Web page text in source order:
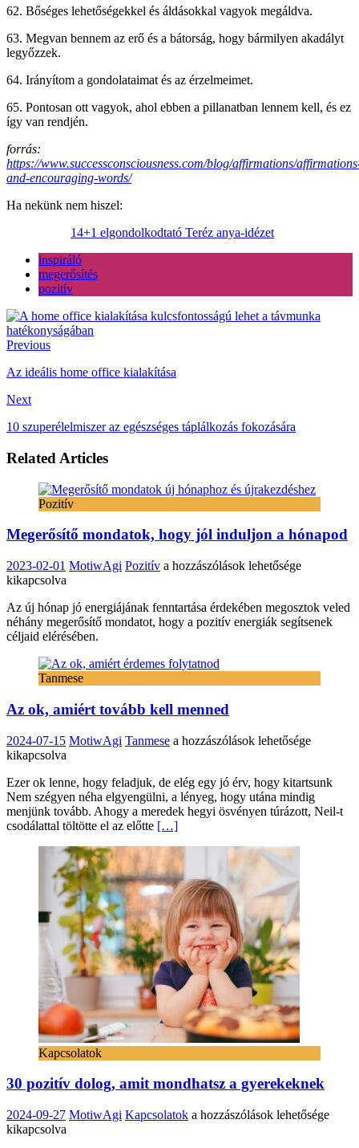
62. Bőséges lehetőségekkel és áldásokkal vagyok megáldva.
63. Megvan bennem az erő és a bátorság, hogy bármilyen akadályt
legyőzzek.
64. Irányítom a gondolataimat és az érzelmeimet.
65. Pontosan ott vagyok, ahol ebben a pillanatban lennem kell, és ez
így van rendjén.
forrás:
https://www.successconsciousness.com/blog/affirmations/
and-encouraging-words/
Ha nekünk nem hiszel:
14+1 elgondolkodtató Teréz anya-idézet
inspiráló
megerősítés
pozitív
Previous
Az ideális home office kialakítása
Next
10 szuperélelmiszer az egészséges táplálkozás fokozására
Related Articles
Pozitív
Megerősítő mondatok, hogy jól induljon a hónapod
2023-02-01 MotiwAgi Pozitív Megerősítő
jól
induljon
bejegyzéshez
a hozzászólások lehetősége
kikapcsolva
Az új hónap jó energiájának fenntartása érdekében megosztok veled
néhány megerősítő mondatot, hogy a pozitív energiák segítsenek
céljaid elérésében.
Tanmese
Az ok, amiért tovább kell menned
2024-07-15 MotiwAgi Tanmese Az
tovább
kell
menned
bejegyzéshez
a hozzászólások lehetősége
kikapcsolva
Ezer ok lenne, hogy feladjuk, de elég egy jó érv, hogy kitartsunk
Nem szégyen néha elgyengülni, a lényeg, hogy utána mindig
menjünk tovább. Ahogy a meredek hegyi ösvényen túrázott, Neil-t
csodálattal töltötte el az előtte […]
Kapcsolatok
30 pozitív dolog, amit mondhatsz a gyerekeknek
2024-09-27 MotiwAgi Kapcsolatok 30
a hozzászólások lehetősége
kikapcsolva